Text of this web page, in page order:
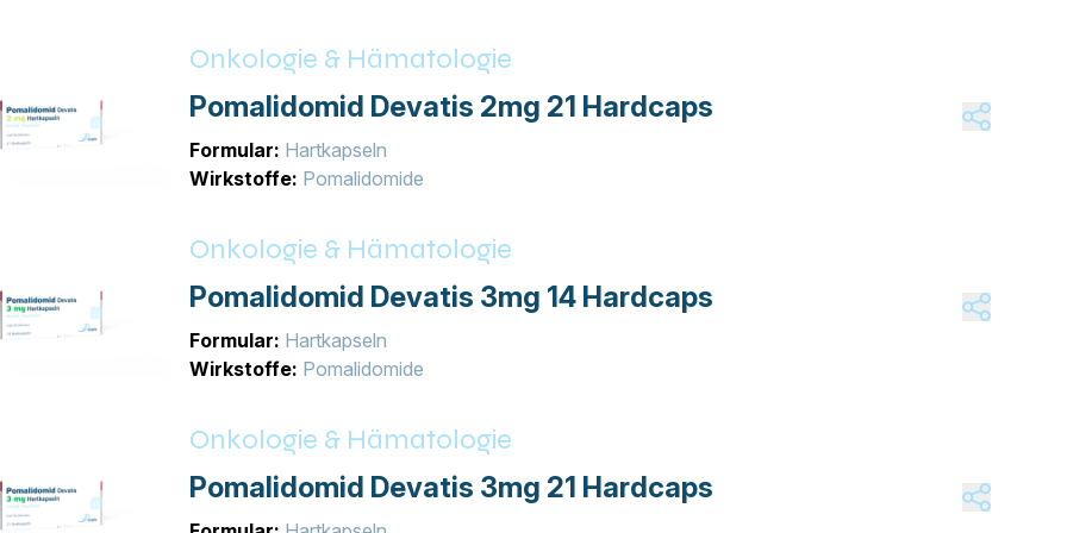
Onkologie & Hämatologie
Pomalidomid Devatis 2mg 21 Hardcaps
Formular: Hartkapseln
Wirkstoffe: Pomalidomide
Onkologie & Hämatologie
Pomalidomid Devatis 3mg 14 Hardcaps
Formular: Hartkapseln
Wirkstoffe: Pomalidomide
Onkologie & Hämatologie
Pomalidomid Devatis 3mg 21 Hardcaps